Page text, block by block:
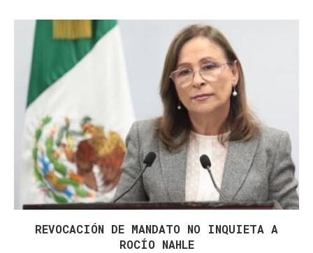
REVOCACIÓN DE MANDATO NO INQUIETA A
ROCÍO NAHLE